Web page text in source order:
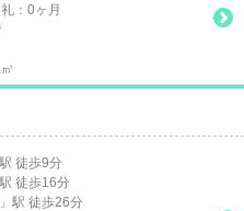
：0ヶ月
駅 徒歩9分
駅 徒歩16分
」駅 徒歩26分